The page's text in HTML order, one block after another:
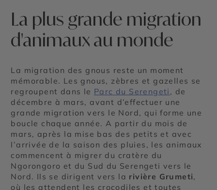
La plus grande migration
d'animaux au monde
La migration des gnous reste un moment
mémorable. Les gnous, zèbres et gazelles se
regroupent dans le Parc du Serengeti , de
décembre à mars, avant d’effectuer une
grande migration vers le Nord, qui forme une
boucle chaque année. A partir du mois de
mars, après la mise bas des petits et avec
l’arrivée de la saison des pluies, les animaux
commencent à migrer du cratère du
Ngorongoro et du Sud du Serengeti vers le
Nord. Ils se dirigent vers la rivière Grumeti,
où les attendent les crocodiles et toutes